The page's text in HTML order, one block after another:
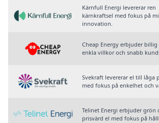
Kärnfull Energi levererar ren
kärnkraftsel med fokus på
innovation.
Cheap Energy erbjuder billig
enkla villkor och snabb
Svekraft levererar el till låga
med fokus på enkelhet och
Telinet Energi erbjuder grön
prisvärd el med fokus på